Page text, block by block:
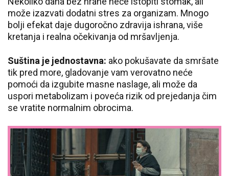
može izazvati dodatni stres za organizam. Mnogo
bolji efekat daje dugoročno zdravija ishrana, više
kretanja i realna očekivanja od mršavljenja.
Suština je jednostavna: ako pokušavate da smršate
tik pred more, gladovanje vam verovatno neće
pomoći da izgubite masne naslage, ali može da
uspori metabolizam i poveća rizik od prejedanja čim
se vratite normalnim obrocima.